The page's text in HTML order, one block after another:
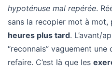
hypoténuse mal repérée.
sans la recopier mot à mot,
heures plus tard. L’avant/
“reconnais” vaguement
refaire. C’est là que les